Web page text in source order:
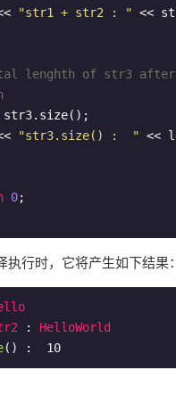
"str1 + str2 : "
lenghth of str3 after
"str3.size() :  "
0;
执行时，它将产生如下结果：
: HelloWorld
() :  10